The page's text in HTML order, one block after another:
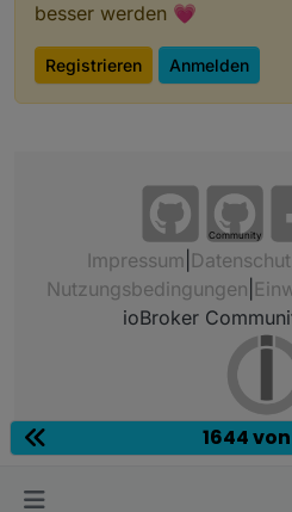
besser werden 💗
Registrieren Anmelden
Community
Impressum
Nutzungsbedingungen
ioBroker
1644 von